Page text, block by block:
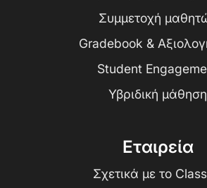
Συμμετοχή
Gradebook &
Student
Υβριδική μάθηση
Εταιρεία
Σχετικά με το